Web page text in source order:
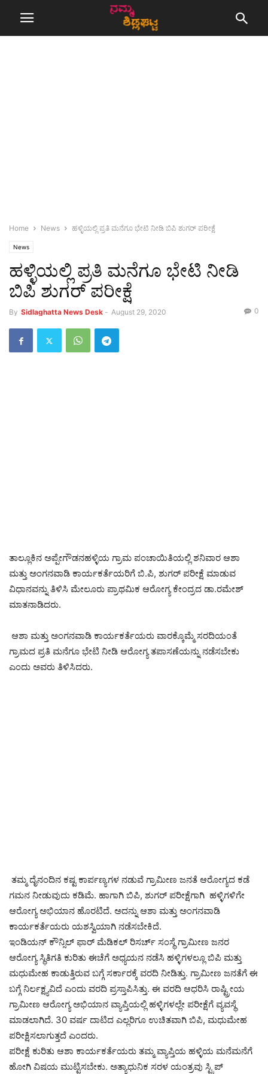
Home News ಹಳ್ಳಿಯಲ್ಲಿ ಪ್ರತಿ ಮನೆಗೂ ಭೇಟಿ ನೀಡಿ ಬಿಪಿ ಶುಗರ್ ಪರೀಕ್ಷೆ
News
ಹಳ್ಳಿಯಲ್ಲಿ ಪ್ರತಿ ಮನೆಗೂ ಭೇಟಿ ನೀಡಿ
ಬಿಪಿ ಶುಗರ್ ಪರೀಕ್ಷೆ
By Sidlaghatta News Desk - August 29, 2020 0
ತಾಲ್ಲೂಕಿನ ಅಪ್ಪೇಗೌಡನಹಳ್ಳಿಯ ಗ್ರಾಮ ಪಂಚಾಯಿತಿಯಲ್ಲಿ ಶನಿವಾರ ಆಶಾ
ಮತ್ತು ಅಂಗನವಾಡಿ ಕಾರ್ಯಕರ್ತೆಯರಿಗೆ ಬಿ.ಪಿ, ಶುಗರ್ ಪರೀಕ್ಷೆ ಮಾಡುವ
ವಿಧಾನವನ್ನು ತಿಳಿಸಿ ಮೇಲೂರು ಪ್ರಾಥಮಿಕ ಆರೋಗ್ಯ ಕೇಂದ್ರದ ಡಾ.ರಮೇಶ್
ಮಾತನಾಡಿದರು.
ಆಶಾ ಮತ್ತು ಅಂಗನವಾಡಿ ಕಾರ್ಯಕರ್ತೆಯರು ವಾರಕ್ಕೊಮ್ಮೆ ಸರದಿಯಂತೆ
ಗ್ರಾಮದ ಪ್ರತಿ ಮನೆಗೂ ಭೇಟಿ ನೀಡಿ ಆರೋಗ್ಯ ತಪಾಸಣೆಯನ್ನು ನಡೆಸಬೇಕು
ಎಂದು ಅವರು ತಿಳಿಸಿದರು.
ತಮ್ಮ ದೈನಂದಿನ ಕಷ್ಟ ಕಾರ್ಪಣ್ಯಗಳ ನಡುವೆ ಗ್ರಾಮೀಣ ಜನತೆ ಆರೋಗ್ಯದ ಕಡೆ
ಗಮನ ನೀಡುವುದು ಕಡಿಮೆ. ಹಾಗಾಗಿ ಬಿಪಿ, ಶುಗರ್ ಪರೀಕ್ಷೆಗಾಗಿ ಹಳ್ಳಿಗಳಿಗೇ
ಆರೋಗ್ಯ ಅಭಿಯಾನ ಹೊರಟಿದೆ. ಅದನ್ನು ಆಶಾ ಮತ್ತು ಅಂಗನವಾಡಿ
ಕಾರ್ಯಕರ್ತೆಯರು ಯಶಸ್ವಿಯಾಗಿ ನಡೆಸಬೇಕಿದೆ.
ಇಂಡಿಯನ್ ಕೌನ್ಸಿಲ್ ಫಾರ್ ಮೆಡಿಕಲ್ ರಿಸರ್ಚ್ ಸಂಸ್ಥೆ ಗ್ರಾಮೀಣ ಜನರ
ಆರೋಗ್ಯ ಸ್ಥಿತಿಗತಿ ಕುರಿತು ಈಚೆಗೆ ಅಧ್ಯಯನ ನಡೆಸಿ ಹಳ್ಳಿಗಳಲ್ಲೂ ಬಿಪಿ ಮತ್ತು
ಮಧುಮೇಹ ಕಾಡುತ್ತಿರುವ ಬಗ್ಗೆ ಸರ್ಕಾರಕ್ಕೆ ವರದಿ ನೀಡಿತ್ತು. ಗ್ರಾಮೀಣ ಜನತೆಗೆ ಈ
ಬಗ್ಗೆ ನಿರ್ಲಕ್ಷ್ಯವಿದೆ ಎಂದು ವರದಿ ಪ್ರಸ್ತಾಪಿಸಿತ್ತು. ಈ ವರದಿ ಆಧರಿಸಿ ರಾಷ್ಟ್ರೀಯ
ಗ್ರಾಮೀಣ ಆರೋಗ್ಯ ಅಭಿಯಾನ ವ್ಯಾಪ್ತಿಯಲ್ಲಿ ಹಳ್ಳಿಗಳಲ್ಲೇ ಪರೀಕ್ಷೆಗೆ ವ್ಯವಸ್ಥೆ
ಮಾಡಲಾಗಿದೆ. 30 ವರ್ಷ ದಾಟಿದ ಎಲ್ಲರಿಗೂ ಉಚಿತವಾಗಿ ಬಿಪಿ, ಮಧುಮೇಹ
ಪರೀಕ್ಷಿಸಲಾಗುತ್ತದೆ ಎಂದರು.
ಪರೀಕ್ಷೆ ಕುರಿತು ಆಶಾ ಕಾರ್ಯಕರ್ತೆಯರು ತಮ್ಮ ವ್ಯಾಪ್ತಿಯ ಹಳ್ಳಿಯ ಮನೆಮನೆಗೆ
ಹೋಗಿ ವಿಷಯ ಮುಟ್ಟಿಸಬೇಕು. ಅತ್ಯಾಧುನಿಕ ಸರಳ ಯಂತ್ರವು ಸ್ಟ್ರಿಪ್